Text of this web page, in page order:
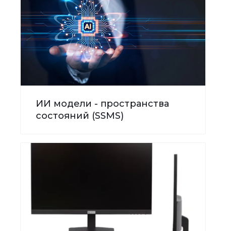
ИИ модели - пространства
состояний (SSMS)